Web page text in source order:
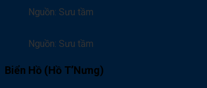
Nguồn: Sưu tầm
Nguồn: Sưu tầm
Biển Hồ (Hồ T’Nưng)